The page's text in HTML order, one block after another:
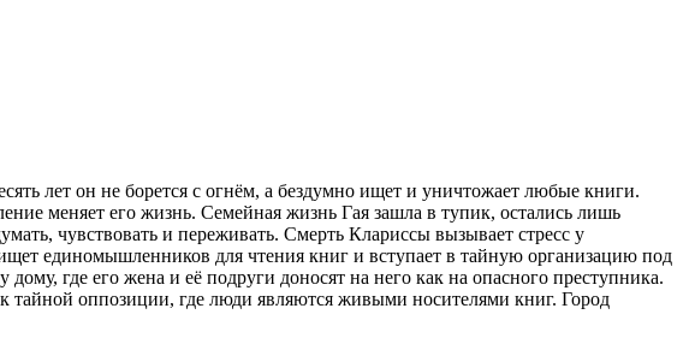
лет он не борется с огнём, а бездумно ищет и уничтожает любые книги.
меняет его жизнь. Семейная жизнь Гая зашла в тупик, остались лишь
чувствовать и переживать. Смерть Клариссы вызывает стресс у
единомышленников для чтения книг и вступает в тайную организацию под
где его жена и её подруги доносят на него как на опасного преступника.
тайной оппозиции, где люди являются живыми носителями книг. Город